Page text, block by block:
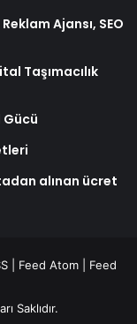
Ajansı, SEO
Taşımacılık
alınan ücret
Feed Atom
Feed
Saklıdır.